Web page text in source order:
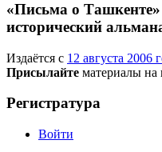
«Письма о
исторический
Издаётся с 12 августа 2006
Присылайте материалы на
Регистратура
Войти